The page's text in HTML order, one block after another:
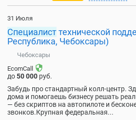
31 Июля
Специалисттехнической
Республика, Чебоксары)
Чебоксары
EcomCall
security
до50 000 руб.
Забудь про стандартный колл-центр.
дома и помогаешь бизнесу решать
— без скриптов на автопилоте и
звонков.Крупная федеральная...